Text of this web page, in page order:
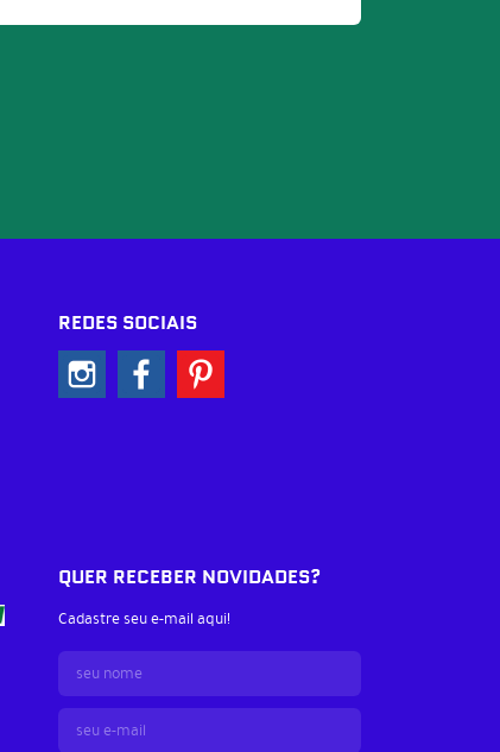
REDES SOCIAIS
QUER RECEBER NOVIDADES?
Cadastre seu e-mail aqui!